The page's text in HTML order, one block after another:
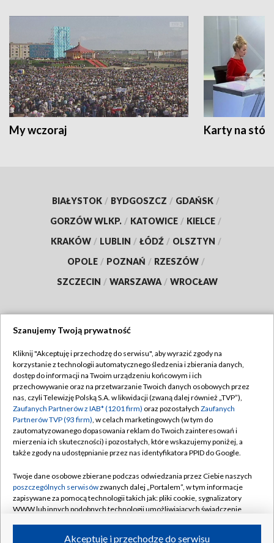
My wczoraj Karty na
BIAŁYSTOK / BYDGOSZCZ / GDAŃSK /
GORZÓW WLKP. / KATOWICE / KIELCE /
KRAKÓW / LUBLIN / ŁÓDŹ / OLSZTYN /
OPOLE / POZNAŃ / RZESZÓW /
SZCZECIN / WARSZAWA / WROCŁAW
TVP
Abonament TVP
Emisja w TVP
Centrum informacji TVP
Naziemna Telewizja Cyfrowa
Rada Programowa
System NOS
Informacje o nadawcy
Regulamin TVP
Polityka prywatności
Moje zgody
Pomoc
Kontakt
Kanały
Szanujemy Twoją prywatność
Kliknij "Akceptuję i przechodzę do serwisu", aby wyrazić zgody na
korzystanie z technologii automatycznego śledzenia i zbierania danych,
dostęp do informacji na Twoim urządzeniu końcowym i ich
przechowywanie oraz na przetwarzanie Twoich danych osobowych przez
nas, czyli Telewizję Polską S.A. w likwidacji (zwaną dalej również „TVP”),
Zaufanych Partnerów z IAB* (1201 firm) oraz pozostałych Zaufanych
Partnerów TVP (93 firm), w celach marketingowych (w tym do
zautomatyzowanego dopasowania reklam do Twoich zainteresowań i
mierzenia ich skuteczności) i pozostałych, które wskazujemy poniżej, a
także zgody na udostępnianie przez nas identyfikatora PPID do Google.
Twoje dane osobowe zbierane podczas odwiedzania przez Ciebie naszych
poszczególnych serwisówzwanych dalej „Portalem”, w tym informacje
zapisywane za pomocą technologii takich jak: pliki cookie, sygnalizatory
WWW lub innych podobnych technologii umożliwiających świadczenie
Akceptuję i przechodzę do serwisu